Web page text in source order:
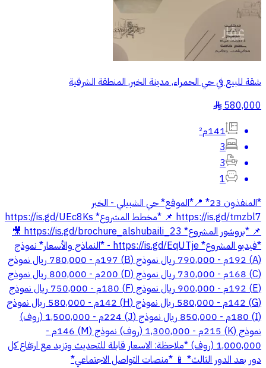
شقة للبيع في حي الحمراء, مدينة الخبر, المنطقة الشرقية
580,000
§
141م²
3
3
1
*المنفذون 23* 📍*الموقع* حي الشبيلي - الخبر
‏https://is.gd/tmzbl7 📌 *مخطط المشروع* https://is.gd/UEc8Ks
📌 *بروشور المشروع* https://is.gd/brochure_alshubaili_23 🎥
*فيديو المشروع* https://is.gd/EqUTje - *النماذج والأسعار* نموذج
(A) 192م - 790,000 ريال نموذج (B) 197م - 780,000 ريال نموذج
(C) 168م - 730,000 ريال نموذج (D) 200م - 800,000 ريال نموذج
(E) 192م - 900,000 ريال نموذج (F) 180م - 750,000 ريال نموذج
(G) 142م - 580,000 ريال نموذج (H) 142م - 580,000 ريال نموذج
(I) 180م - 850,000 ريال نموذج (J) 224م - 1,500,000 (روف)
نموذج (K) 215م - 1,300,000 (روف) نموذج (M) 146م -
1,000,000 (روف) *ملاحظة: الاسعار قابلة للتحديث وتزيد مع ارتفاع كل
دور بعد الدور الثالث* 📱 *منصات التواصل الاجتماعي*